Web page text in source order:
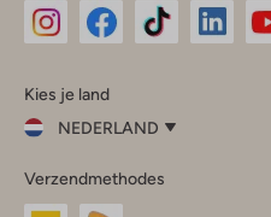
InstagramFacebook
Kies je land
NEDERLAND
je
land
Verzendmethodes